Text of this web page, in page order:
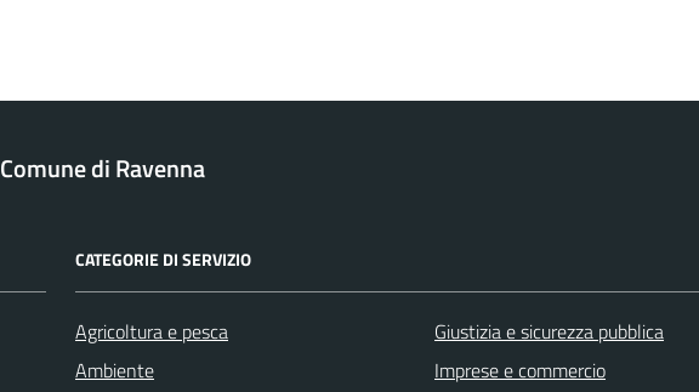
Comune di Ravenna
CATEGORIE DI SERVIZIO
Agricoltura e pesca
Ambiente
Giustizia e sicurezza pubblica
Imprese e commercio